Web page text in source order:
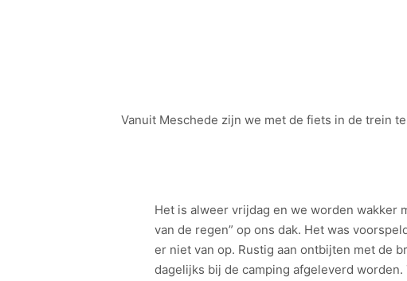
Vanuit Meschede zijn we met de fiets in de trein
Het is alweer vrijdag en we worden wakker
van de regen” op ons dak. Het was
er niet van op. Rustig aan ontbijten met de
dagelijks bij de camping afgeleverd worden.